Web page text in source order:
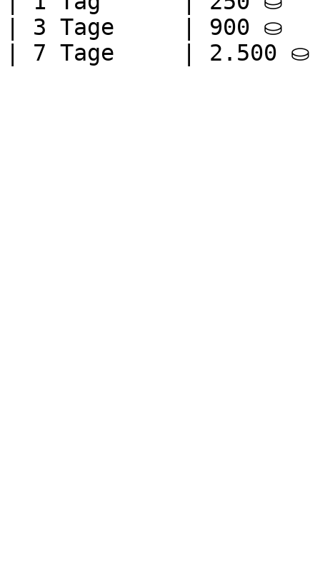
| 3 Tage     | 900 ⛀